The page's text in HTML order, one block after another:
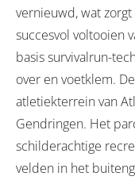
vernieuwd, wat
succesvol voltooien
basis survivalrun-
over en voetklem.
atletiekterrein van
Gendringen. Het
schilderachtige
velden in het